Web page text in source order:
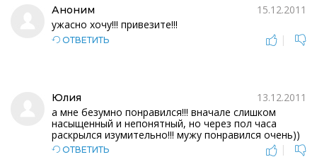
Аноним
15.12.2011
ужасно хочу!!! привезите!!!
ОТВЕТИТЬ |
Юлия
13.12.2011
а мне безумно понравился!!! вначале слишком
насыщенный и непонятный, но через пол часа
раскрылся изумительно!!! мужу понравился очень))
ОТВЕТИТЬ |